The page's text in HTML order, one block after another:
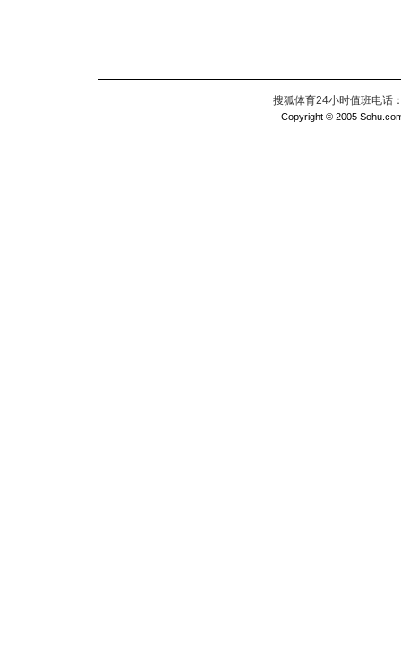
搜狐体育24小时值班电话
Copyright © 2005